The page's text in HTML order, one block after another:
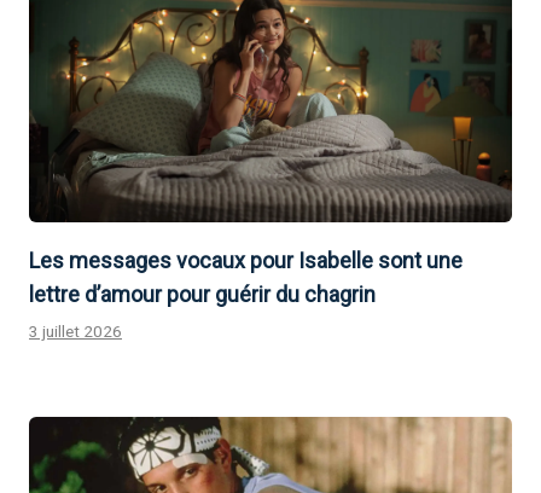
Les messages vocaux pour Isabelle sont une
lettre d’amour pour guérir du chagrin
3 juillet 2026